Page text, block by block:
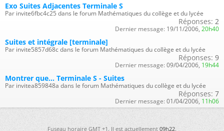
Exo Suites Adjacentes Terminale S
Par invite6fbc4c25 dans le forum Mathématiques du collège et du lycée
Réponses: 2
Dernier message: 19/11/2006, 20h40
Suites et intégrale [terminale]
Par invite5857d68c dans le forum Mathématiques du collège et du lycée
Réponses: 9
Dernier message: 09/04/2006, 19h44
Montrer que... Terminale S - Suites
Par invitea859848a dans le forum Mathématiques du collège et du lycée
Réponses: 7
Dernier message: 01/04/2006, 11h06
Fuseau horaire GMT +1. Il est actuellement09h22.